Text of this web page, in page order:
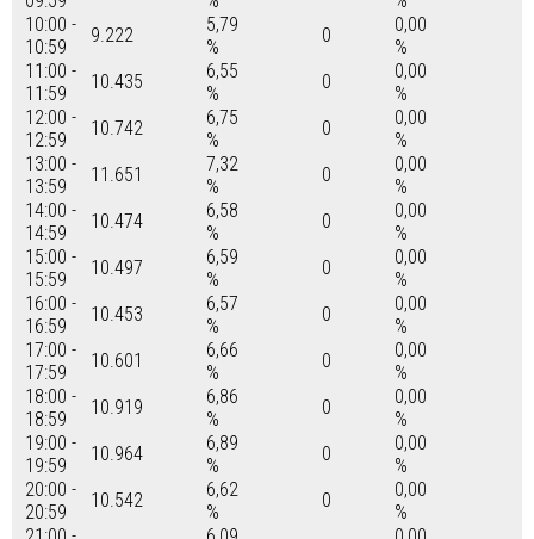
10:00 -
10:59
9.222
5,79
%
0
0,00
%
11:00 -
11:59
10.435
6,55
%
0
0,00
%
12:00 -
12:59
10.742
6,75
%
0
0,00
%
13:00 -
13:59
11.651
7,32
%
0
0,00
%
14:00 -
14:59
10.474
6,58
%
0
0,00
%
15:00 -
15:59
10.497
6,59
%
0
0,00
%
16:00 -
16:59
10.453
6,57
%
0
0,00
%
17:00 -
17:59
10.601
6,66
%
0
0,00
%
18:00 -
18:59
10.919
6,86
%
0
0,00
%
19:00 -
19:59
10.964
6,89
%
0
0,00
%
20:00 -
20:59
10.542
6,62
%
0
0,00
%